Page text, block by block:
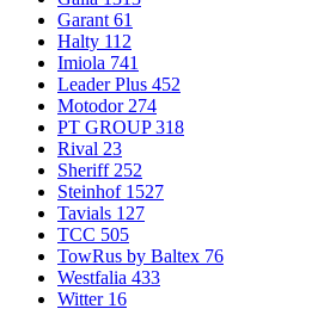
Garant 61
Halty 112
Imiola 741
Leader Plus 452
Motodor 274
PT GROUP 318
Rival 23
Sheriff 252
Steinhof 1527
Tavials 127
TCC 505
TowRus by Baltex 76
Westfalia 433
Witter 16